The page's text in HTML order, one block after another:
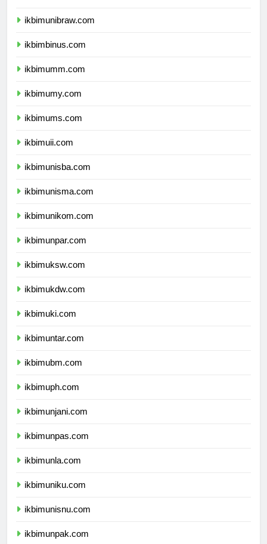
ikbimunibraw.com
ikbimbinus.com
ikbimumm.com
ikbimumy.com
ikbimums.com
ikbimuii.com
ikbimunisba.com
ikbimunisma.com
ikbimunikom.com
ikbimunpar.com
ikbimuksw.com
ikbimukdw.com
ikbimuki.com
ikbimuntar.com
ikbimubm.com
ikbimuph.com
ikbimunjani.com
ikbimunpas.com
ikbimunla.com
ikbimuniku.com
ikbimunisnu.com
ikbimunpak.com